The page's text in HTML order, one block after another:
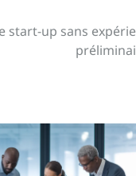
start-up sans